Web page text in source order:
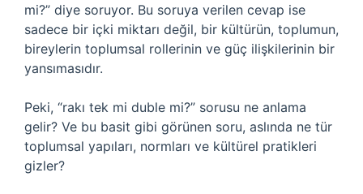
mi?” diye soruyor. Bu soruya verilen cevap ise
sadece bir içki miktarı değil, bir kültürün, toplumun,
bireylerin toplumsal rollerinin ve güç ilişkilerinin bir
yansımasıdır.
Peki, “rakı tek mi duble mi?” sorusu ne anlama
gelir? Ve bu basit gibi görünen soru, aslında ne tür
toplumsal yapıları, normları ve kültürel pratikleri
gizler?